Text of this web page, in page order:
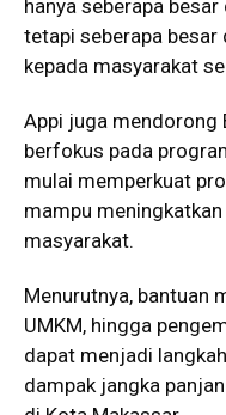
hanya seberapa
tetapi seberapa besar
kepada masyarakat
Appi juga mendorong
berfokus pada
mulai memperkuat
mampu
masyarakat.
Menurutnya, bantuan
UMKM, hingga
dapat menjadi
dampak jangka